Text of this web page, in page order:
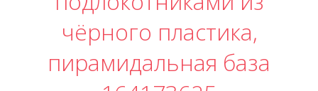
чёрного пластика,
пирамидальная база